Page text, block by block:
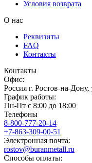
Условия возврата
О нас
Реквизиты
FAQ
Контакты
Контакты
Офис:
Россия г. Ростов-на-Дону,
График работы:
Пн-Пт с 8:00 до 18:00
Телефоны
8-800-777-20-14
+7-863-309-00-51
Электронная почта:
rostov@buranmetall.ru
Способы оплаты: